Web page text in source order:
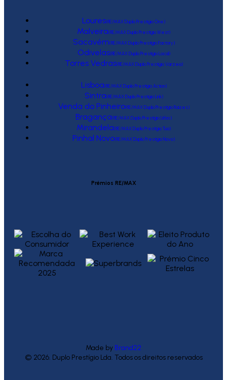
Loures(RE/MAX Duplo Prestígio One)
Malveira(RE/MAX Duplo Prestígio West)
Sacavém(RE/MAX Duplo Prestígio Factory)
Odivelas(RE/MAX Duplo Prestígio Local)
Torres Vedras(RE/MAX Duplo Prestígio Várzea)
Lisboa(RE/MAX Duplo Prestígio Action)
Sintra(RE/MAX Duplo Prestígio Link)
Venda do Pinheiro(RE/MAX Duplo Prestígio Raízes)
Bragança(RE/MAX Duplo Prestígio Urbis)
Mirandela(RE/MAX Duplo Prestígio Tua)
Pinhal Novo(RE/MAX Duplo Prestígio Novo)
Prémios RE/MAX
Made by Brand22
© 2026. Duplo Prestígio Lda. Todos os direitos reservados